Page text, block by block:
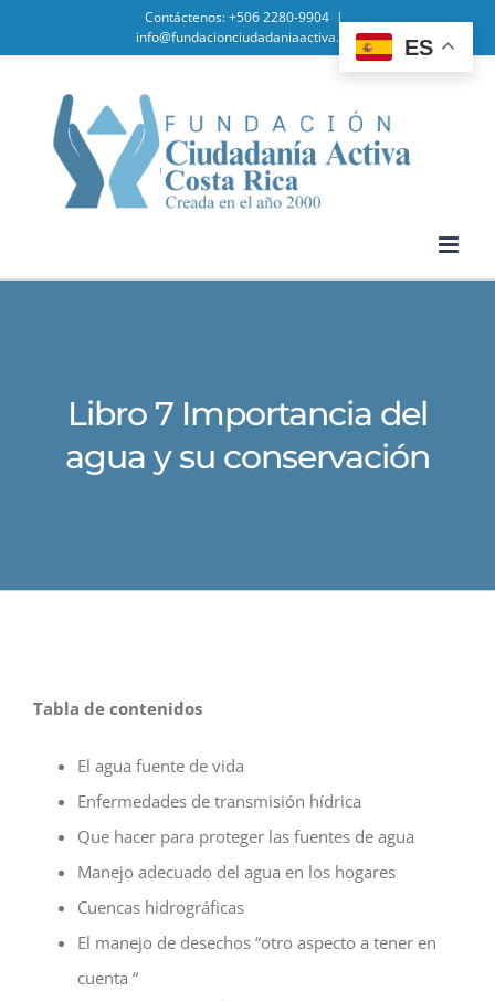
to
Contáctenos: +506 2280-9904 |
info@fundacionciudadaniaactiva.org
Libro 7 Importancia del
agua y su conservación
Tabla de contenidos
El agua fuente de vida
Enfermedades de transmisión hídrica
Que hacer para proteger las fuentes de agua
Manejo adecuado del agua en los hogares
Cuencas hidrográficas
El manejo de desechos “otro aspecto a tener en
cuenta “
ES